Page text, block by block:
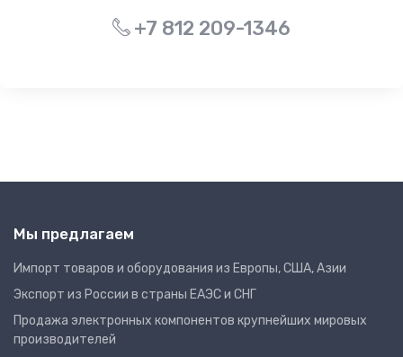
+7 812 209-1346
Мы предлагаем
Импорт товаров и оборудования из Европы, США, Азии
Экспорт из России в страны ЕАЭС и СНГ
Продажа электронных компонентов крупнейших мировых
производителей